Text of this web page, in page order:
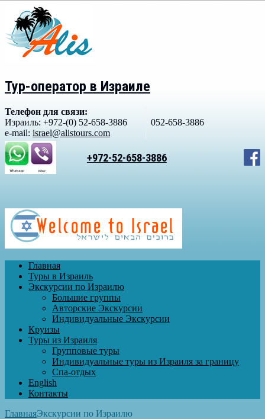
Тур-оператор в Израиле
Телефон для связи:
Израиль: +972-(0) 52-658-3886
052-658-3886
e-mail: israel@alistours.com
+972-52-658-3886
Главная
Туры в Израиль
Экскурсии по Израилю
Большие группы
Авторские Экскурсии
Индивидуальные Экскурсии
Круизы
Туры из Израиля
Групповые туры
Индивидуальные туры из Израиля за границу
Спа-отдых
English
Контакты
ГлавнаяЭкскурсии по Израилю